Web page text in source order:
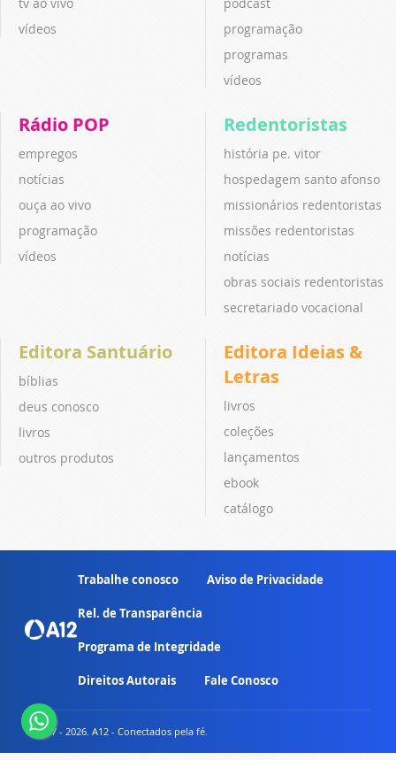
vídeos
programação
programas
vídeos
Rádio POP
empregos
notícias
ouça ao vivo
programação
vídeos
Redentoristas
história pe. vitor
hospedagem santo afonso
missionários redentoristas
missões redentoristas
notícias
obras sociais redentoristas
secretariado vocacional
Editora Santuário
bíblias
deus conosco
livros
outros produtos
Editora Ideias &
Letras
livros
coleções
lançamentos
ebook
catálogo
Trabalhe conosco Aviso de Privacidade
Rel. de Transparência
Programa de Integridade
Direitos Autorais Fale Conosco
© 2007 - 2026. A12 - Conectados pela fé.